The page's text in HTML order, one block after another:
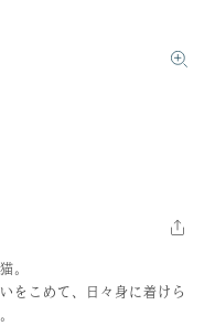
。
をこめて、日々身に着けら